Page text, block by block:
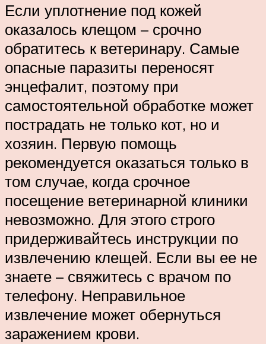
Если уплотнение под кожей
оказалось клещом – срочно
обратитесь к ветеринару. Самые
опасные паразиты переносят
энцефалит, поэтому при
самостоятельной обработке может
пострадать не только кот, но и
хозяин. Первую помощь
рекомендуется оказаться только в
том случае, когда срочное
посещение ветеринарной клиники
невозможно. Для этого строго
придерживайтесь инструкции по
извлечению клещей. Если вы ее не
знаете – свяжитесь с врачом по
телефону. Неправильное
извлечение может обернуться
заражением крови.